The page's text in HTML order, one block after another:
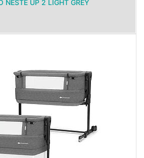
NESTE UP 2 LIGHT GREY